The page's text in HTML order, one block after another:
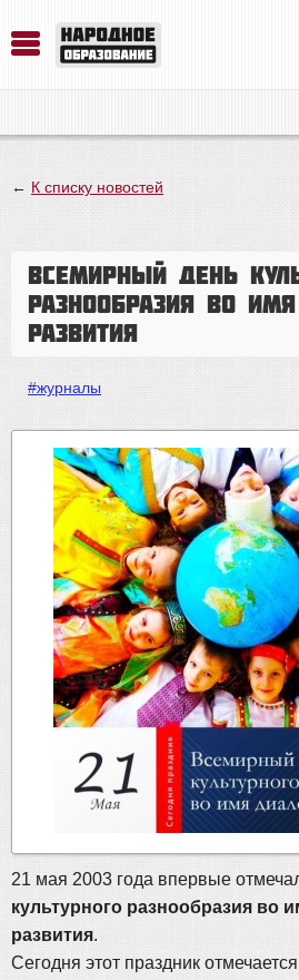
← К списку новостей
Всемирный день
разнообразия во
развития
#журналы
21 мая 2003 года впервые
культурного разнообразия во
развития.
Сегодня этот праздник